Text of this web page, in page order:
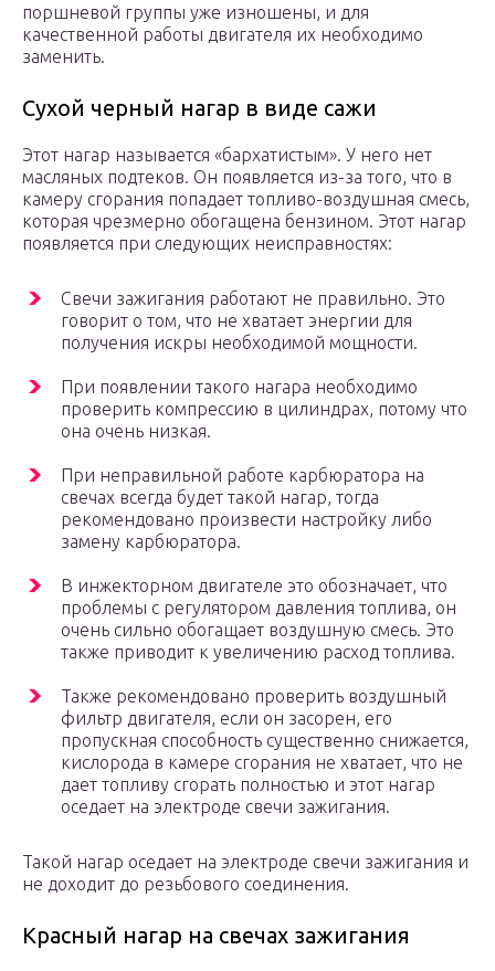
поршневой группы уже изношены, и для
качественной работы двигателя их необходимо
заменить.
Сухой черный нагар в виде сажи
Этот нагар называется «бархатистым». У него нет
масляных подтеков. Он появляется из-за того, что в
камеру сгорания попадает топливо-воздушная смесь,
которая чрезмерно обогащена бензином. Этот нагар
появляется при следующих неисправностях:
Свечи зажигания работают не правильно. Это
говорит о том, что не хватает энергии для
получения искры необходимой мощности.
При появлении такого нагара необходимо
проверить компрессию в цилиндрах, потому что
она очень низкая.
При неправильной работе карбюратора на
свечах всегда будет такой нагар, тогда
рекомендовано произвести настройку либо
замену карбюратора.
В инжекторном двигателе это обозначает, что
проблемы с регулятором давления топлива, он
очень сильно обогащает воздушную смесь. Это
также приводит к увеличению расход топлива.
Также рекомендовано проверить воздушный
фильтр двигателя, если он засорен, его
пропускная способность существенно снижается,
кислорода в камере сгорания не хватает, что не
дает топливу сгорать полностью и этот нагар
оседает на электроде свечи зажигания.
Такой нагар оседает на электроде свечи зажигания и
не доходит до резьбового соединения.
Красный нагар на свечах зажигания